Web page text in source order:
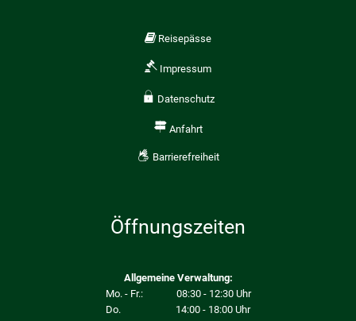
Reisepässe
Impressum
Datenschutz
Anfahrt
Barrierefreiheit
Öffnungszeiten
Allgemeine Verwaltung:
Mo. - Fr.: 08:30 - 12:30 Uhr
Do. 14:00 - 18:00 Uhr